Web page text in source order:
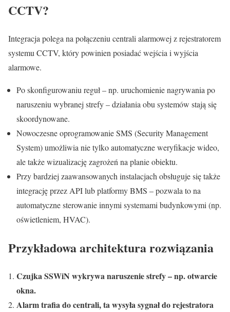
CCTV?
Integracja polega na połączeniu centrali alarmowej z rejestratorem
systemu CCTV, który powinien posiadać wejścia i wyjścia
alarmowe.
Po skonfigurowaniu reguł – np. uruchomienie nagrywania po
naruszeniu wybranej strefy – działania obu systemów stają się
skoordynowane.
Nowoczesne oprogramowanie SMS (Security Management
System) umożliwia nie tylko automatyczne weryfikacje wideo,
ale także wizualizację zagrożeń na planie obiektu.
Przy bardziej zaawansowanych instalacjach obsługuje się także
integrację przez API lub platformy BMS – pozwala to na
automatyczne sterowanie innymi systemami budynkowymi (np.
oświetleniem, HVAC).
Przykładowa architektura rozwiązania
Czujka SSWiN wykrywa naruszenie strefy – np. otwarcie
okna.
Alarm trafia do centrali, ta wysyła sygnał do rejestratora